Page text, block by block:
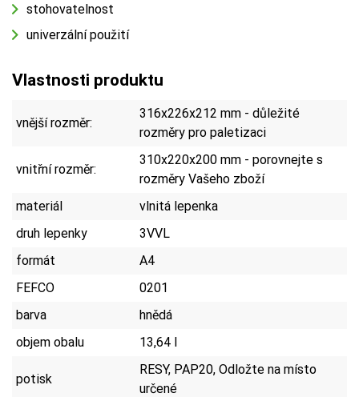
stohovatelnost
univerzální použití
Vlastnosti produktu
vnější rozměr:
316x226x212 mm - důležité
rozměry pro paletizaci
vnitřní rozměr:
310x220x200 mm - porovnejte s
rozměry Vašeho zboží
materiál
vlnitá lepenka
druh lepenky
3VVL
formát
A4
FEFCO
0201
barva
hnědá
objem obalu
13,64 l
potisk
RESY, PAP20, Odložte na místo
určené